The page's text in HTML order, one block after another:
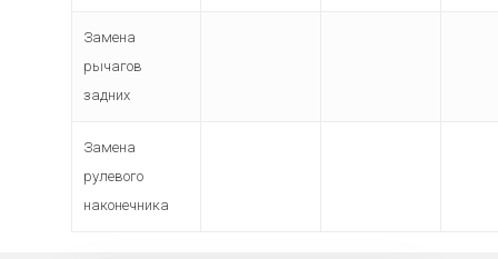
Замена
рычагов
задних
Замена
рулевого
наконечника